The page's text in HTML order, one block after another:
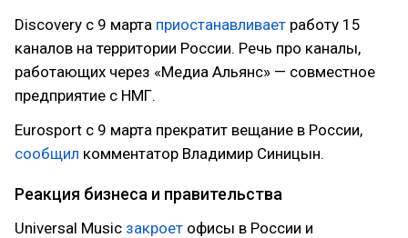
Discovery с 9 марта приостанавливает работу 15
каналов на территории России. Речь про каналы,
работающих через «Медиа Альянс» — совместное
предприятие с НМГ.
Eurosport с 9 марта прекратит вещание в России,
сообщил комментатор Владимир Синицын.
Реакция бизнеса и правительства
Universal Music закроет офисы в России и